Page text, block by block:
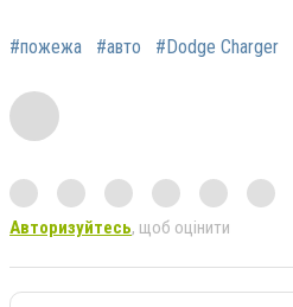
#пожежа #авто #Dodge Charger
Авторизуйтесь, щоб оцінити